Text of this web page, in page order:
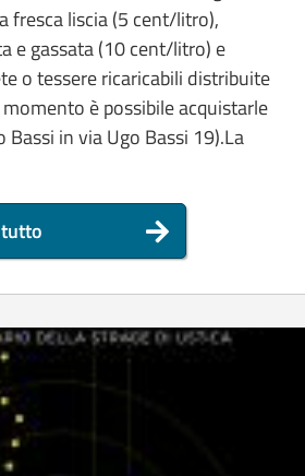
fresca liscia (5 cent/litro),
e gassata (10 cent/litro) e
o tessere ricaricabili distribuite
è possibile acquistarle
Bassi in via Ugo Bassi 19).La